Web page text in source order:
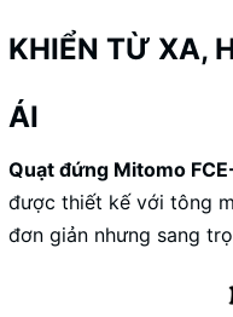
KHIỂN TỪ XA,
ÁI
Quạt đứng Mitomo
được thiết kế với tông
đơn giản nhưng sang